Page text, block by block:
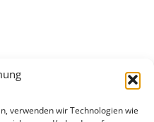
verwenden wir Technologien wie